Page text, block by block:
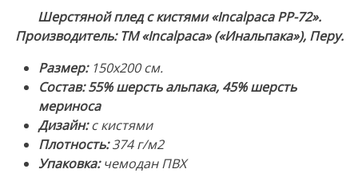
шерсть
Производитель:
ТМ
"Incalpaca"
("Инальпака"),
Перу
Шерстяной плед с кистями «Incalpaca PP-72».
Производитель: ТМ «Incalpaca» («Инальпака»), Перу.
Размер: 150х200 см.
Состав: 55% шерсть альпака, 45% шерсть
мериноса
Дизайн:с кистями
Плотность:374 г/м2
Упаковка:чемодан ПВХ